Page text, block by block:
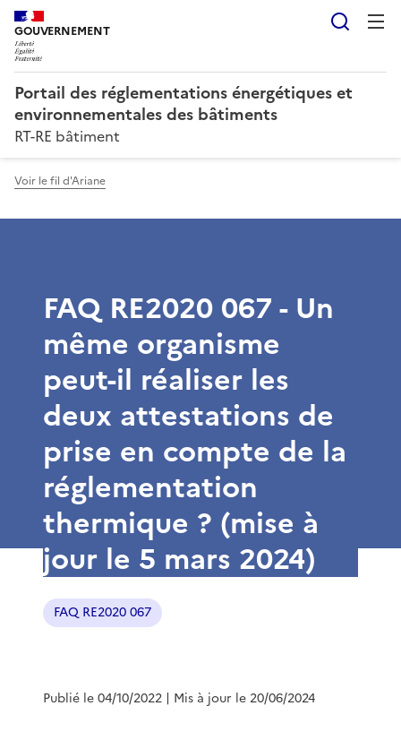
GOUVERNEMENT
Portail des réglementations énergétiques et
environnementales des bâtiments
RT-RE bâtiment
Voir le fil d'Ariane
FAQ RE2020 067 - Un
même organisme
peut-il réaliser les
deux attestations de
prise en compte de la
réglementation
thermique ? (mise à
jour le 5 mars 2024)
FAQ RE2020 067
Publié le 04/10/2022 | Mis à jour le 20/06/2024